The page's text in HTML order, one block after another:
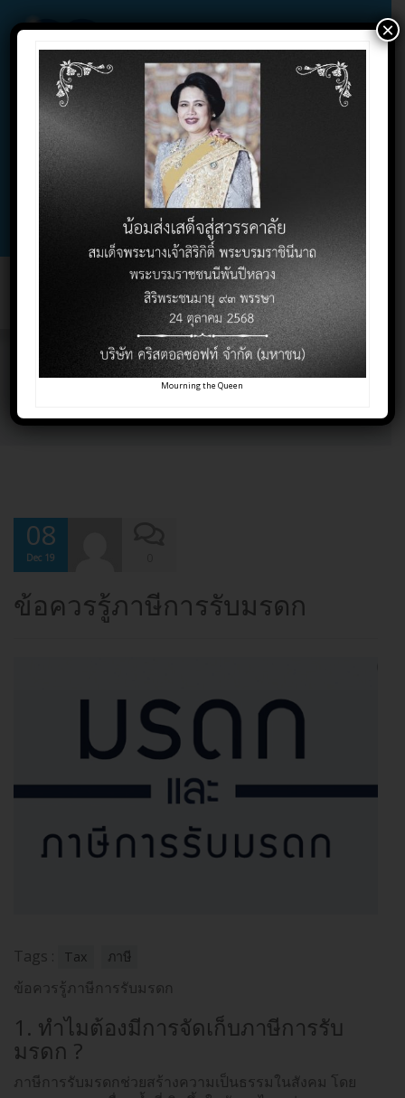
02-732-1900 , 02-732-1800 , 086-325-9004
Contact Click Support Click
Toggle
ข้อควรรู้ภาษีการรับมรดก
Home
08
Dec 19
ข้อควรรู้ภาษีการรับมรดก
Tags : Tax ภาษี
ข้อควรรู้ภาษีการรับมรดก
1. ทำไมต้องมีการจัดเก็บภาษีการรับ
มรดก ?
ภาษีการรับมรดกช่วยสร้างความเป็นธรรมในสังคม โดย
Mourning the Queen
×